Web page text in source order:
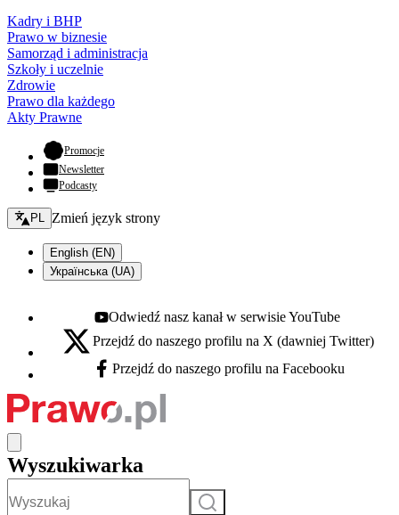
Kadry i BHP
Prawo w biznesie
Samorząd i administracja
Szkoły i uczelnie
Zdrowie
Prawo dla każdego
Akty Prawne
Promocje- otwiera się w nowej karcie
Newsletter
Podcasty
Zmień język - bieżący:
PL Zmień język strony
English (EN)
Українська (UA)
Youtube - otwiera się w nowej karcie
Odwiedź nasz kanał w serwisie YouTube
X - otwiera się w nowej karcie
Przejdź do naszego profilu na X (dawniej Twitter)
Facebook - otwiera się w nowej karcie
Przejdź do naszego profilu na Facebooku
Wyszukiwarka
Szukaj